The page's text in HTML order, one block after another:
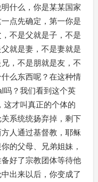
什么，你是某某国家
点先确定，第一你是
不是父就是子，不是
就是妻，不是妻就是
，不是朋就是友，不
么东西呢？在这种情
吗？我们看到这个英
这才叫真正的个体的
系统统扬弃掉，剩下
人通过基督教，耶稣
的父母、兄弟姐妹，
好了宗教团体等待他
出来以后，你变成了